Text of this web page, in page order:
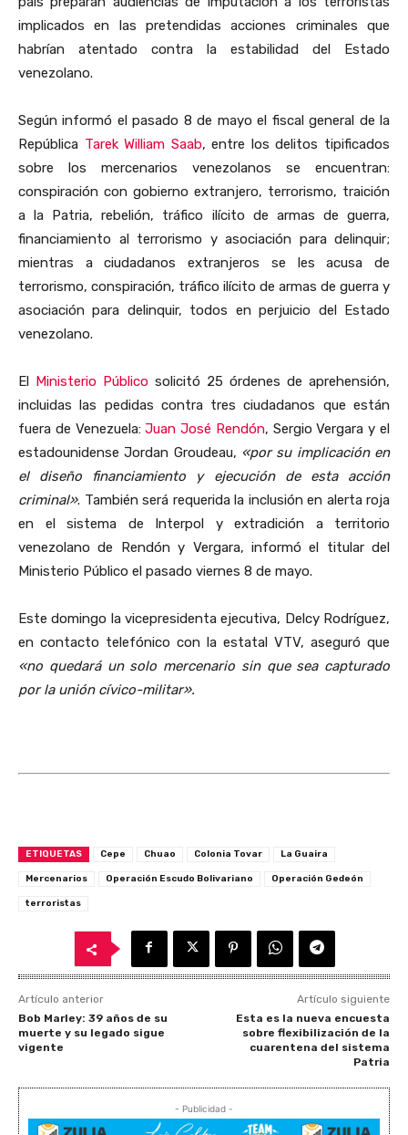
implicados en las pretendidas acciones criminales que
habrían atentado contra la estabilidad del Estado
venezolano.
Según informó el pasado 8 de mayo el fiscal general de la
República Tarek William Saab, entre los delitos tipificados
sobre los mercenarios venezolanos se encuentran:
conspiración con gobierno extranjero, terrorismo, traición
a la Patria, rebelión, tráfico ilícito de armas de guerra,
financiamiento al terrorismo y asociación para delinquir;
mientras a ciudadanos extranjeros se les acusa de
terrorismo, conspiración, tráfico ilícito de armas de guerra y
asociación para delinquir, todos en perjuicio del Estado
venezolano.
El Ministerio Público solicitó 25 órdenes de aprehensión,
incluidas las pedidas contra tres ciudadanos que están
fuera de Venezuela:Juan José Rendón, Sergio Vergara y el
estadounidense Jordan Groudeau, «por su implicación en
el diseño financiamiento y ejecución de esta acción
criminal». También será requerida la inclusión en alerta roja
en el sistema de Interpol y extradición a territorio
venezolano de Rendón y Vergara, informó el titular del
Ministerio Público el pasado viernes 8 de mayo.
Este domingo la vicepresidenta ejecutiva, Delcy Rodríguez,
en contacto telefónico con la estatal VTV, aseguró que
«no quedará un solo mercenario sin que sea capturado
por la unión cívico-militar».
ETIQUETAS Cepe Chuao Colonia Tovar La Guaira
Mercenarios Operación Escudo Bolivariano Operación Gedeón
terroristas
Artículo anterior
Bob Marley: 39 años de su
muerte y su legado sigue
vigente
Artículo siguiente
Esta es la nueva encuesta
sobre flexibilización de la
cuarentena del sistema
Patria
- Publicidad -